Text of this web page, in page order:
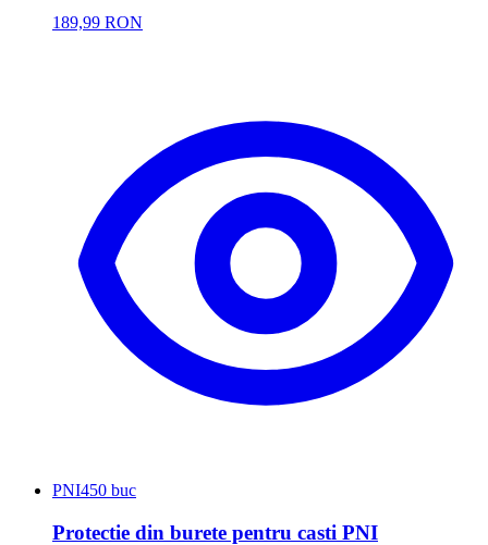
189,99 RON
PNI450 buc
Protectie din burete pentru casti PNI